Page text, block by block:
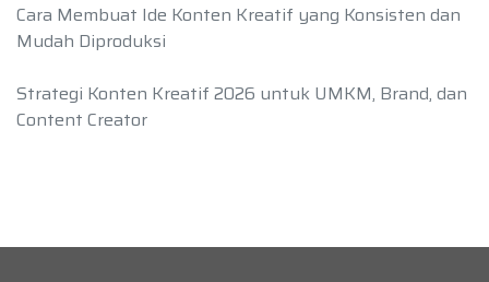
Cara Membuat Ide Konten Kreatif yang Konsisten dan
Mudah Diproduksi
Strategi Konten Kreatif 2026 untuk UMKM, Brand, dan
Content Creator